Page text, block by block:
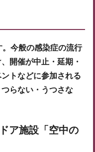
今般の感染症の流行
開催が中止・延期・
トなどに参加される
らない・うつさな
ア施設「空中の